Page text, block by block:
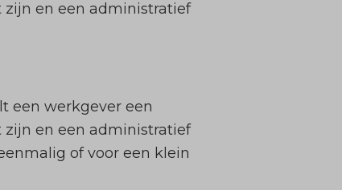
zijn en een administratief
een werkgever een
zijn en een administratief
of voor een klein